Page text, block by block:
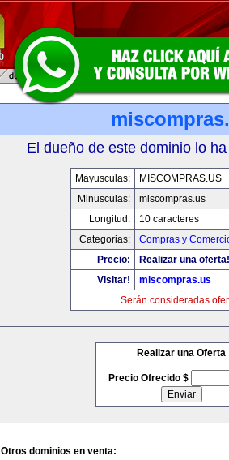
El dueño de este dominio lo
Mayusculas:
MISCOMPRAS.US
Minusculas:
miscompras.us
Longitud:
10 caracteres
Categorias:
Compras y
Precio:
Realizar una oferta!
Visitar!
miscompras.us
Serán consideradas
Realizar una Oferta
Precio Ofrecido $
Otros dominios en venta: